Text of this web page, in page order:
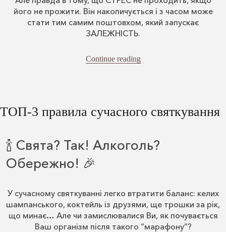
його не прожити. Він накопичується і з часом може
стати тим самим поштовхом, який запускає
ЗАЛЕЖНІСТЬ.
Continue reading“Стрес і алкоголізм”
ТОП-3 правила сучасного святкування
🍾 Свята? Так! Алкоголь?
Обережно! 🎉
У сучасному святкуванні легко втратити баланс: келих
шампанського, коктейль із друзями, ще трошки за рік,
що минає… Але чи замислювалися Ви, як почувається
Ваш організм після такого “марафону”?